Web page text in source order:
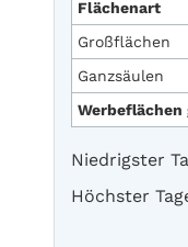
Flächenart
Großflächen
Ganzsäulen
Werbeflächen
Niedrigster
Höchster